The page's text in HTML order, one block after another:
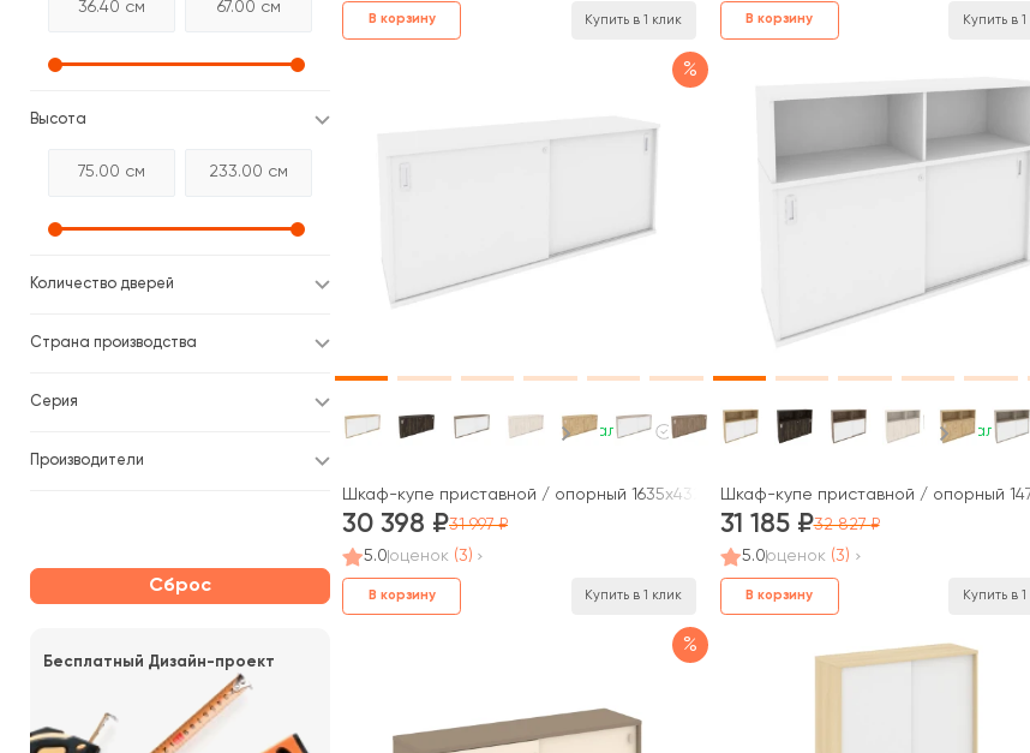
Высота
Количество дверей
Страна производства
Серия
Производители
Сброс
Бесплатный Дизайн-проект
В корзину Купить в 1 клик В корзину Купить в
%
В наличии
Шкаф-купе приставной / опорный 1635x432x750 Оникс / Onix
30 398
31 997
5.0оценок (3)
В корзину Купить в 1 клик
В наличии
Шкаф-купе приставной / опорный
31 185
32 827
5.0оценок (3)
В корзину Купить в
%